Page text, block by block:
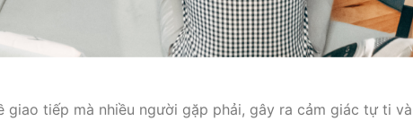
giao tiếp mà nhiều người gặp phải, gây ra cảm giác tự ti